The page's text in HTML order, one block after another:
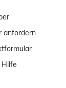
anfordern
Hilfe